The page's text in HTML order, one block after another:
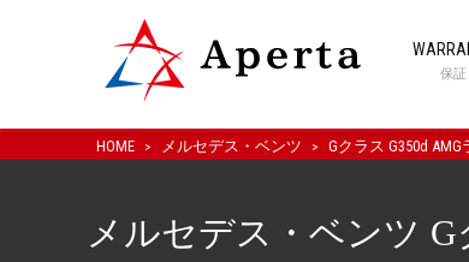
保証
HOME メルセデス・ベンツ Gクラス G350d
メルセデス・ベンツ